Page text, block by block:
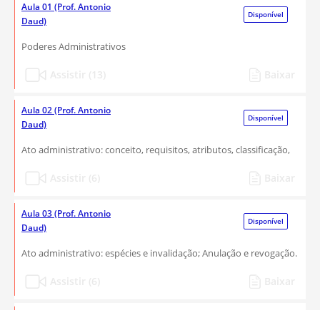
Aula 01 (Prof. Antonio
Daud)
Disponível
Poderes Administrativos
Aula 02 (Prof. Antonio
Daud)
Disponível
Ato administrativo: conceito, requisitos, atributos, classificação,
Aula 03 (Prof. Antonio
Daud)
Disponível
Ato administrativo: espécies e invalidação; Anulação e revogação.